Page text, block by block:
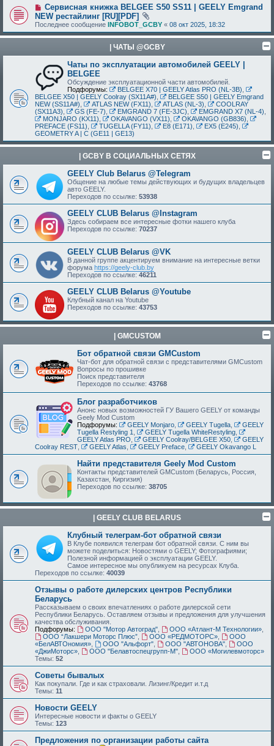
Сервисная книжка BELGEE S50 SS11 | GEELY Emgrand
NEW рестайлинг [RU][PDF]
Последнее сообщение INFOBOT_GCBY « 08 окт 2025, 18:32
| ЧАТЫ @GCBY
Чаты по эксплуатации автомобилей GEELY |
BELGEE
Обсуждение эксплуатационной части автомобилей.
Подфорумы:
BELGEE X70 | GEELY Atlas PRO (NL-3B)
BELGEE X50 | GEELY Coolray (SX11A#)
BELGEE S50 | GEELY Emgrand
NEW (SS11A#)
ATLAS NEW (FX11) ATLAS (NL-3)
COOLRAY
(SX11A3)
GS (FE-7) EMGRAND 7 (FE-3JC) EMGRAND X7 (NL-4)
MONJARO (KX11)
OKAVANGO (VX11) OKAVANGO (GB836)
PREFACE (FS11)
TUGELLA (FY11) E8 (E171) EX5 (E245)
GEOMETRY A | C (GE11 | GE13)
| GCBY В СОЦИАЛЬНЫХ СЕТЯХ
GEELY Club Belarus @Telegram
Общение на любые темы действующих и будущих владельцев
авто GEELY.
Переходов по ссылке: 53938
GEELY CLUB Belarus @Instagram
Здесь собираем все интересные фотки нашего клуба
Переходов по ссылке: 70237
GEELY CLUB Belarus @VK
В данной группе акцентируем внимание на интересные ветки
форума https://geely-club.by
Переходов по ссылке: 46211
GEELY CLUB Belarus @Youtube
Клубный канал на Youtube
Переходов по ссылке: 43753
| GMCUSTOM
Бот обратной связи GMCustom
Чат-бот для обратной связи с представителями GMCustom
Вопросы по прошивке
Поиск представителя
Переходов по ссылке: 43768
Блог разработчиков
Анонс новых возможностей ГУ Вашего GEELY от команды
Geely Mod Custom
Подфорумы:
GEELY Monjaro, GEELY Tugella,
GEELY
Tugella Restyling 1
GEELY Tugella WhiteRestyling,
GEELY Atlas PRO
GEELY Coolray/BELGEE X50,
GEELY
Coolray REST
GEELY Atlas GEELY Preface, GEELY Okavango L
Найти представителя Geely Mod Custom
Контакты представителей GMCustom (Беларусь, Россия,
Казахстан, Киргизия)
Переходов по ссылке: 38705
| GEELY CLUB BELARUS
Клубный телеграм-бот обратной связи
В Клубе появился телеграм бот обратной связи. С ним вы
можете поделиться: Новостями о GEELY; Фотографиями;
Полезной информацией о эксплуатации GEELY.
Самое интересное мы опубликуем на ресурсах Клуба.
Переходов по ссылке: 40039
Отзывы о работе дилерских центров Республики
Беларусь
Рассказываем о своих впечатлениях о работе дилерской сети
Республики Беларусь. Оставляем отзывы и предложения для улучшения
качества обслуживания.
Подфорумы:
ООО "Мотор Автоград", ООО «Атлант-М Технологии»,
ООО “Лакшери Моторс Плюс”, ООО «РЕДМОТОРС»,
ООО
«БелАВТОномия»
ООО "Альфорт", ООО "АВТОНОВА",
ООО
«ДжиМоторс»
ООО "Белавтоспецгрупп-М",
ООО «Могилевмоторс»
Темы: 52
Советы бывалых
Как покупали. Где и как страховали. Лизинг/Кредит и.т.д
Темы: 11
Новости GEELY
Интересные новости и факты о GEELY
Темы: 123
Предложения по организации работы сайта